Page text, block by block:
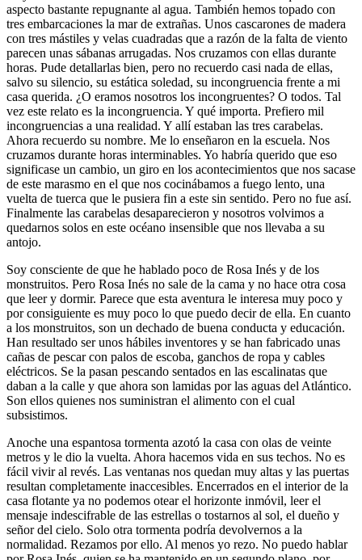
aspecto bastante repugnante al agua. También hemos topado con
tres embarcaciones la mar de extrañas. Unos cascarones de madera
con tres mástiles y velas cuadradas que a razón de la falta de viento
parecen unas sábanas arrugadas. Nos cruzamos con ellas durante
horas. Pude detallarlas bien, pero no recuerdo casi nada de ellas,
salvo su silencio, su estática soledad, su incongruencia frente a mi
casa querida. ¿O eramos nosotros los incongruentes? O todos. Tal
vez este relato es la incongruencia. Y qué importa. Prefiero mil
incongruencias a una realidad. Y allí estaban las tres carabelas.
Ahora recuerdo su nombre. Me lo enseñaron en la escuela. Nos
cruzamos durante horas interminables. Yo habría querido que eso
significase un cambio, un giro en los acontecimientos que nos sacase
de este marasmo en el que nos cocinábamos a fuego lento, una
vuelta de tuerca que le pusiera fin a este sin sentido. Pero no fue así.
Finalmente las carabelas desaparecieron y nosotros volvimos a
quedarnos solos en este océano insensible que nos llevaba a su
antojo.
Soy consciente de que he hablado poco de Rosa Inés y de los
monstruitos. Pero Rosa Inés no sale de la cama y no hace otra cosa
que leer y dormir. Parece que esta aventura le interesa muy poco y
por consiguiente es muy poco lo que puedo decir de ella. En cuanto
a los monstruitos, son un dechado de buena conducta y educación.
Han resultado ser unos hábiles inventores y se han fabricado unas
cañas de pescar con palos de escoba, ganchos de ropa y cables
eléctricos. Se la pasan pescando sentados en las escalinatas que
daban a la calle y que ahora son lamidas por las aguas del Atlántico.
Son ellos quienes nos suministran el alimento con el cual
subsistimos.
Anoche una espantosa tormenta azotó la casa con olas de veinte
metros y le dio la vuelta. Ahora hacemos vida en sus techos. No es
fácil vivir al revés. Las ventanas nos quedan muy altas y las puertas
resultan completamente inaccesibles. Encerrados en el interior de la
casa flotante ya no podemos otear el horizonte inmóvil, leer el
mensaje indescifrable de las estrellas o tostarnos al sol, el dueño y
señor del cielo. Solo otra tormenta podría devolvernos a la
normalidad. Rezamos por ello. Al menos yo rezo. No puedo hablar